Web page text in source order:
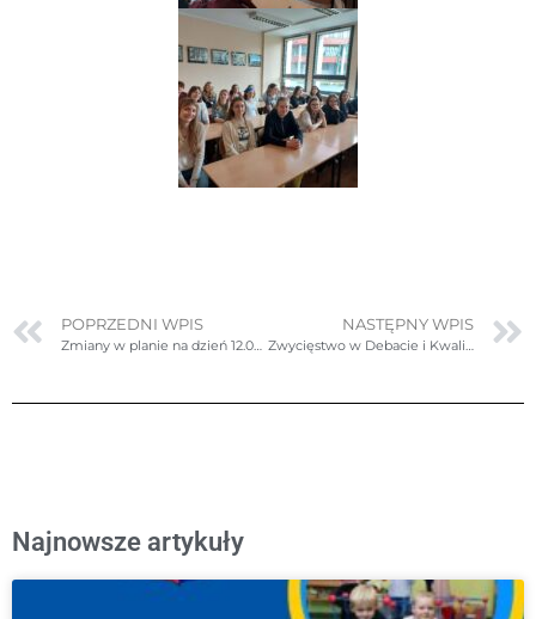
POPRZEDNI WPIS NASTĘPNY WPIS
Najnowsze artykuły